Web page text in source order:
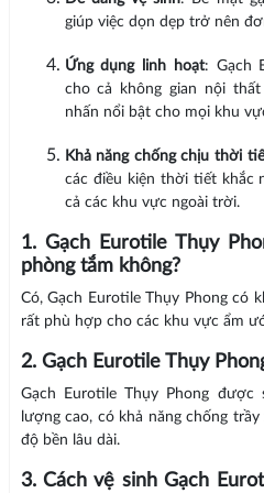
giúp việc dọn dẹp trở nên
Ứng dụng linh hoạt: Gạch
cho cả không gian nội
nhấn nổi bật cho mọi khu
Khả năng chống chịu thời
các điều kiện thời tiết khắc
cả các khu vực ngoài trời.
1. Gạch Eurotile Thụy
phòng tắm không?
Có, Gạch Eurotile Thụy Phong có
rất phù hợp cho các khu vực ẩm
2. Gạch Eurotile Thụy
Gạch Eurotile Thụy Phong
lượng cao, có khả năng chống
độ bền lâu dài.
3. Cách vệ sinh Gạch